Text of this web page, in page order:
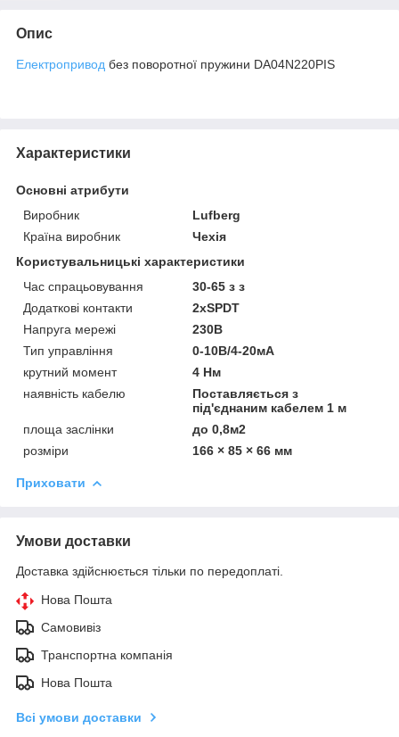
Опис
Електропривод без поворотної пружини DA04N220PIS
Характеристики
Основні атрибути
Виробник
Lufberg
Країна виробник
Чехія
Користувальницькі характеристики
Час спрацьовування
30-65 з з
Додаткові контакти
2хSPDT
Напруга мережі
230В
Тип управління
0-10В/4-20мА
крутний момент
4 Нм
наявність кабелю
Поставляється з
під'єднаним кабелем 1 м
площа заслінки
до 0,8м2
розміри
166 × 85 × 66 мм
Приховати
Умови доставки
Доставка здійснюється тільки по передоплаті.
Нова Пошта
Самовивіз
Транспортна компанія
Нова Пошта
Всі умови доставки